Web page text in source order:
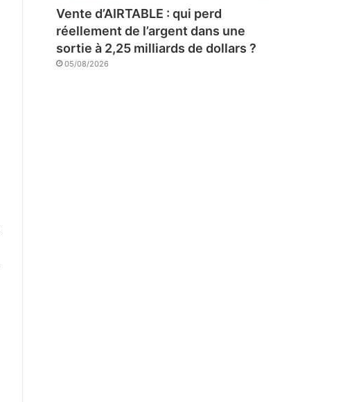
Vente d’AIRTABLE : qui perd
réellement de l’argent dans une
sortie à 2,25 milliards de dollars ?
05/08/2026